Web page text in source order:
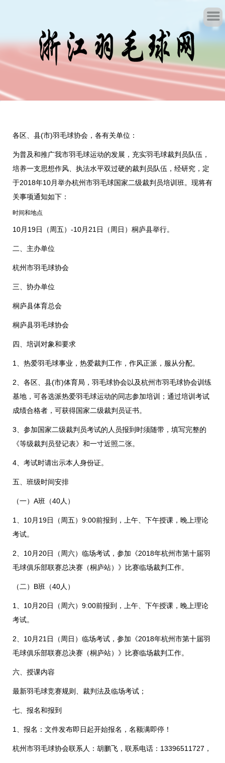
各区、县(市)羽毛球协会，各有关单位：
为普及和推广我市羽毛球运动的发展，充实羽毛球裁判员队伍，
培养一支思想作风、执法水平双过硬的裁判员队伍，经研究，定
于2018年10月举办杭州市羽毛球国家二级裁判员培训班。现将有
关事项通知如下：
时间和地点
10月19日（周五）-10月21日（周日）桐庐县举行。
二、主办单位
杭州市羽毛球协会
三、协办单位
桐庐县体育总会
桐庐县羽毛球协会
四、培训对象和要求
1、热爱羽毛球事业，热爱裁判工作，作风正派，服从分配。
2、各区、县(市)体育局，羽毛球协会以及杭州市羽毛球协会训练
基地，可各选派热爱羽毛球运动的同志参加培训；通过培训考试
成绩合格者，可获得国家二级裁判员证书。
3、参加国家二级裁判员考试的人员报到时须随带，填写完整的
《等级裁判员登记表》和一寸近照二张。
4、考试时请出示本人身份证。
五、班级时间安排
（一）A班（40人）
1、10月19日（周五）9:00前报到，上午、下午授课，晚上理论
考试。
2、10月20日（周六）临场考试，参加《2018年杭州市第十届羽
毛球俱乐部联赛总决赛（桐庐站）》比赛临场裁判工作。
（二）B班（40人）
1、10月20日（周六）9:00前报到，上午、下午授课，晚上理论
考试。
2、10月21日（周日）临场考试，参加《2018年杭州市第十届羽
毛球俱乐部联赛总决赛（桐庐站）》比赛临场裁判工作。
六、授课内容
最新羽毛球竞赛规则、裁判法及临场考试；
七、报名和报到
1、报名：文件发布即日起开始报名，名额满即停！
杭州市羽毛球协会联系人：胡鹏飞，联系电话：13396511727，